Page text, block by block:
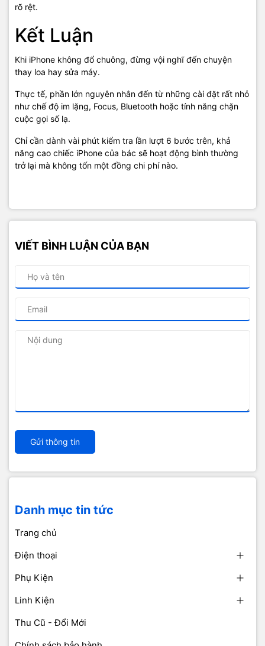
rõ rệt.
Kết Luận
Khi iPhone không đổ chuông, đừng vội nghĩ đến chuyện
thay loa hay sửa máy.
Thực tế, phần lớn nguyên nhân đến từ những cài đặt rất nhỏ
như chế độ im lặng, Focus, Bluetooth hoặc tính năng chặn
cuộc gọi số lạ.
Chỉ cần dành vài phút kiểm tra lần lượt 6 bước trên, khả
năng cao chiếc iPhone của bác sẽ hoạt động bình thường
trở lại mà không tốn một đồng chi phí nào.
VIẾT BÌNH LUẬN CỦA BẠN
Gửi thông tin
Danh mục tin tức
Trang chủ
Điện thoại
Phụ Kiện
Linh Kiện
Thu Cũ - Đổi Mới